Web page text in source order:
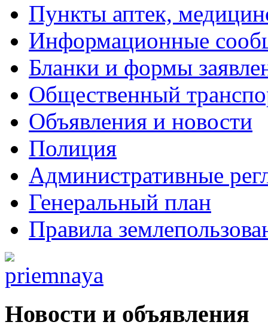
Пункты аптек,
Информационные
Бланки и формы
Общественный
Объявления и новости
Полиция
Административные
Генеральный план
Правила
Новости и объявления